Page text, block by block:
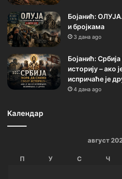
Бојанић:
и бројкама
3 дана ago
Бојанић:
историју – ако
испричаће је
4 дана ago
Календар
август
П У С Ч